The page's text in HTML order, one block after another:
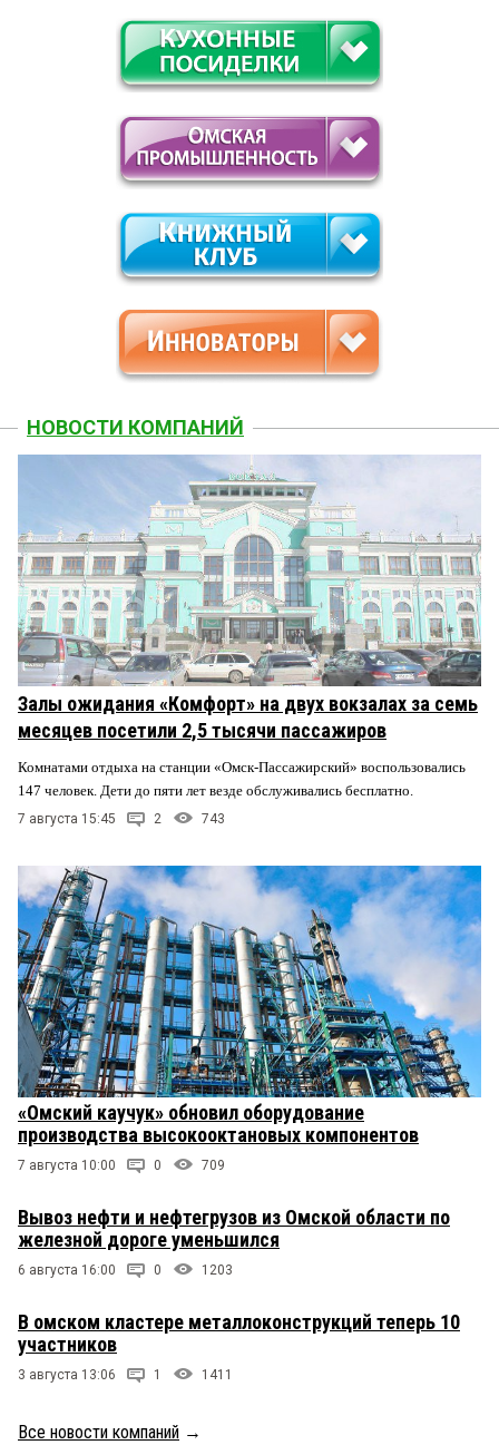
НОВОСТИ КОМПАНИЙ
Залы ожидания «Комфорт» на двух вокзалах за семь
месяцев посетили 2,5 тысячи пассажиров
Комнатами отдыха на станции «Омск-Пассажирский» воспользовались
147 человек. Дети до пяти лет везде обслуживались бесплатно.
7 августа 15:45 2 743
«Омский каучук» обновил оборудование
производства высокооктановых компонентов
7 августа 10:00 0 709
Вывоз нефти и нефтегрузов из Омской области по
железной дороге уменьшился
6 августа 16:00 0 1203
В омском кластере металлоконструкций теперь 10
участников
3 августа 13:06 1 1411
Все новости компаний →